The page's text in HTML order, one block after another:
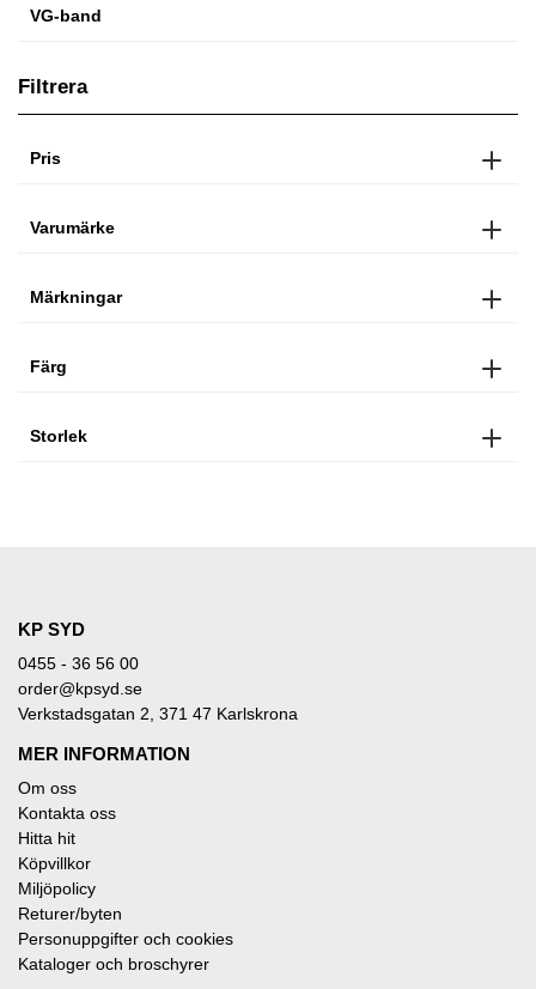
VG-band
Filtrera
Pris
Varumärke
Märkningar
Färg
Storlek
KP SYD
0455 - 36 56 00
order@kpsyd.se
Verkstadsgatan 2, 371 47 Karlskrona
MER INFORMATION
Om oss
Kontakta oss
Hitta hit
Köpvillkor
Miljöpolicy
Returer/byten
Personuppgifter och cookies
Kataloger och broschyrer